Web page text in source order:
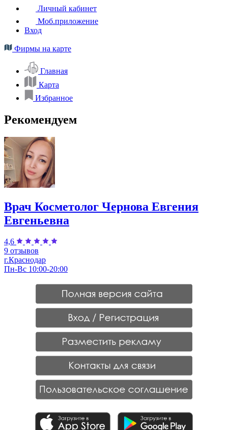
Личный кабинет
Моб.приложение
Вход
Фирмы на карте
Главная
Карта
Избранное
Рекомендуем
Врач Косметолог Чернова Евгения
Евгеньевна
4,6
9 отзывов
г.Краснодар
Пн-Вс 10:00-20:00